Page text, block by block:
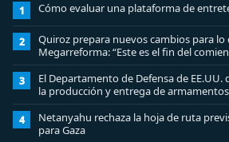
1 Cómo evaluar una plataforma de
2
Quiroz prepara nuevos cambios para lo
Megarreforma: “Este es el fin del
3
El Departamento de Defensa de EE.UU.
la producción y entrega de armamentos
4
Netanyahu rechaza la hoja de ruta
para Gaza